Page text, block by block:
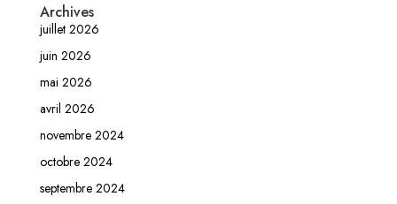
Archives
juillet 2026
juin 2026
mai 2026
avril 2026
novembre 2024
octobre 2024
septembre 2024